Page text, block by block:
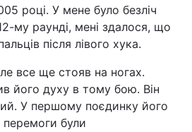
Наука
Лайт
Інциденти
Туризм
році. У мене було безліч
му раунді, мені здалося, що
після лівого хука.
все ще стояв на ногах.
його духу в тому бою. Він
У першому поєдинку його
перемоги були